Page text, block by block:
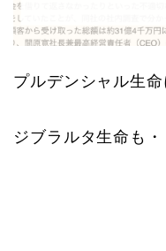
プルデンシャル生
ジブラルタ生命も・